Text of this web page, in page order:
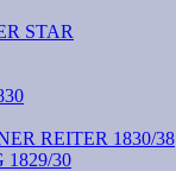
STAR
REITER 1830/38
30